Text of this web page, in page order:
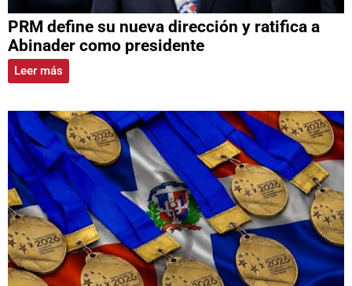
PRM define su nueva dirección y ratifica a
Abinader como presidente
Leer más